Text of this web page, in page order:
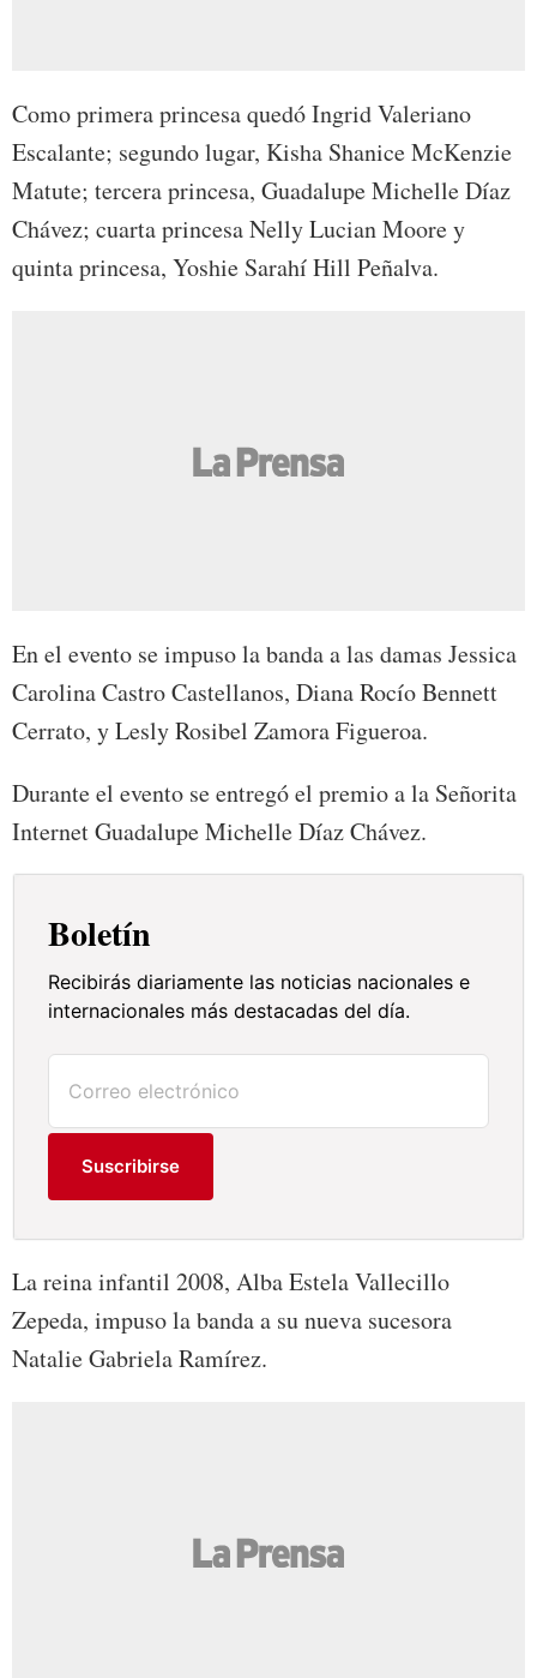
Como primera princesa quedó Ingrid Valeriano
Escalante; segundo lugar, Kisha Shanice McKenzie
Matute; tercera princesa, Guadalupe Michelle Díaz
Chávez; cuarta princesa Nelly Lucian Moore y
quinta princesa, Yoshie Sarahí Hill Peñalva.
En el evento se impuso la banda a las damas Jessica
Carolina Castro Castellanos, Diana Rocío Bennett
Cerrato, y Lesly Rosibel Zamora Figueroa.
Durante el evento se entregó el premio a la Señorita
Internet Guadalupe Michelle Díaz Chávez.
Boletín
Recibirás diariamente las noticias nacionales e
internacionales más destacadas del día.
Suscribirse
La reina infantil 2008, Alba Estela Vallecillo
Zepeda, impuso la banda a su nueva sucesora
Natalie Gabriela Ramírez.